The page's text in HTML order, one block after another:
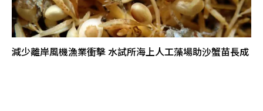
減少離岸風機漁業衝擊 水試所海上人工藻場助沙蟹苗長成